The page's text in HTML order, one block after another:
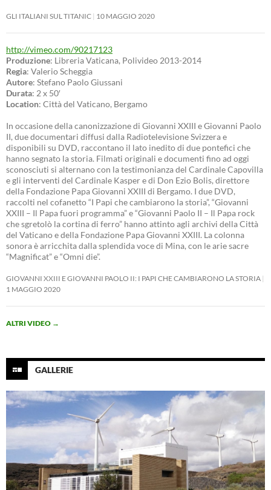
GLI ITALIANI SUL TITANIC 10 MAGGIO 2020
http://vimeo.com/90217123
Produzione: Libreria Vaticana, Polivideo 2013-2014
Regia: Valerio Scheggia
Autore: Stefano Paolo Giussani
Durata: 2 x 50′
Location: Città del Vaticano, Bergamo
In occasione della canonizzazione di Giovanni XXIII e Giovanni Paolo
II, due documentari diffusi dalla Radiotelevisione Svizzera e
disponibili su DVD, raccontano il lato inedito di due pontefici che
hanno segnato la storia. Filmati originali e documenti fino ad oggi
sconosciuti si alternano con la testimonianza del Cardinale Capovilla
e gli interventi del Cardinale Kasper e di Don Ezio Bolis, direttore
della Fondazione Papa Giovanni XXIII di Bergamo. I due DVD,
raccolti nel cofanetto “I Papi che cambiarono la storia”, “Giovanni
XXIII – Il Papa fuori programma” e “Giovanni Paolo II – Il Papa rock
che sgretolò la cortina di ferro” hanno attinto agli archivi della Città
del Vaticano e della Fondazione Papa Giovanni XXIII. La colonna
sonora è arricchita dalla splendida voce di Mina, con le arie sacre
“Magnificat” e “Omni die”.
GIOVANNI XXIII E GIOVANNI PAOLO II: I PAPI CHE CAMBIARONO LA STORIA
1 MAGGIO 2020
ALTRI VIDEO →
GALLERIE